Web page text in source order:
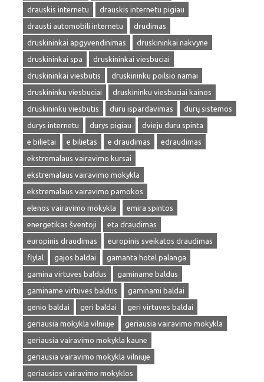
drauskis internetu
drauskis internetu pigiau
drausti automobili internetu
drudimas
druskininkai apgyvendinimas
druskininkai nakvyne
druskininkai spa
druskininkai viesbuciai
druskininkai viesbutis
druskininku poilsio namai
druskininku viesbuciai
druskininku viesbuciai kainos
druskininku viesbutis
duru ispardavimas
durų sistemos
durys internetu
durys pigiau
dvieju duru spinta
e bilietai
e bilietas e draudimas
edraudimas
ekstremalaus vairavimo kursai
ekstremalaus vairavimo mokykla
ekstremalaus vairavimo pamokos
elenos vairavimo mokykla
emira spintos
energetikas šventoji
eta draudimas
europinis draudimas
europinis sveikatos draudimas
flylal
gajos baldai
gamanta hotel palanga
gamina virtuves baldus
gaminame baldus
gaminame virtuves baldus
gaminami baldai
genio baldai
geri baldai
geri virtuves baldai
geriausia mokykla vilniuje
geriausia vairavimo mokykla
geriausia vairavimo mokykla kaune
geriausia vairavimo mokykla vilniuje
geriausios vairavimo mokyklos